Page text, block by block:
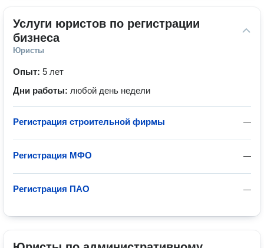
Услуги юристов по регистрации
бизнеса
Юристы
Опыт: 5 лет
Дни работы: любой день недели
—
Регистрация строительной фирмы
—
Регистрация МФО
—
Регистрация ПАО